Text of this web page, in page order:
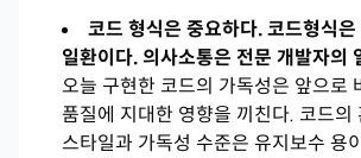
코드 형식은 중요하다. 코드형식은
일환이다. 의사소통은 전문 개발자의
오늘 구현한 코드의 가독성은 앞으로
품질에 지대한 영향을 끼친다. 코드의
스타일과 가독성 수준은 유지보수 용